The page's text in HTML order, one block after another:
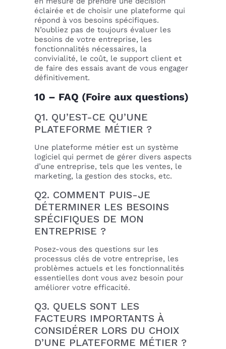
éclairée et de choisir une plateforme qui
répond à vos besoins spécifiques.
N’oubliez pas de toujours évaluer les
besoins de votre entreprise, les
fonctionnalités nécessaires, la
convivialité, le coût, le support client et
de faire des essais avant de vous engager
définitivement.
10 – FAQ (Foire aux questions)
Q1. QU’EST-CE QU’UNE
PLATEFORME MÉTIER ?
Une plateforme métier est un système
logiciel qui permet de gérer divers aspects
d’une entreprise, tels que les ventes, le
marketing, la gestion des stocks, etc.
Q2. COMMENT PUIS-JE
DÉTERMINER LES BESOINS
SPÉCIFIQUES DE MON
ENTREPRISE ?
Posez-vous des questions sur les
processus clés de votre entreprise, les
problèmes actuels et les fonctionnalités
essentielles dont vous avez besoin pour
améliorer votre efficacité.
Q3. QUELS SONT LES
FACTEURS IMPORTANTS À
CONSIDÉRER LORS DU CHOIX
D’UNE PLATEFORME MÉTIER ?